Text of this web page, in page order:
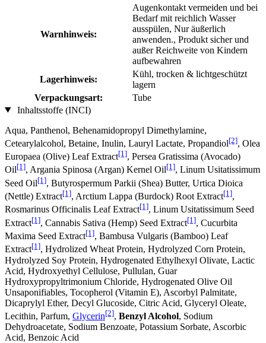
Warnhinweis:
Augenkontakt vermeiden und bei
Bedarf mit reichlich Wasser
ausspülen, Nur äußerlich
anwenden., Produkt sicher und
außer Reichweite von Kindern
aufbewahren
Lagerhinweis:
Kühl, trocken & lichtgeschützt
lagern
Verpackungsart:
Tube
Inhaltsstoffe (INCI)
Aqua, Panthenol, Behenamidopropyl Dimethylamine,
Cetearylalcohol, Betaine, Inulin, Lauryl Lactate, Propandiol[2], Olea
Europaea (Olive) Leaf Extract[1], Persea Gratissima (Avocado)
Oil[1], Argania Spinosa (Argan) Kernel Oil[1], Linum Usitatissimum
Seed Oil[1], Butyrospermum Parkii (Shea) Butter, Urtica Dioica
(Nettle) Extract[1], Arctium Lappa (Burdock) Root Extract[1],
Rosmarinus Officinalis Leaf Extract[1], Linum Usitatissimum Seed
Extract[1], Cannabis Sativa (Hemp) Seed Extract[1], Cucurbita
Maxima Seed Extract[1], Bambusa Vulgaris (Bamboo) Leaf
Extract[1], Hydrolized Wheat Protein, Hydrolyzed Corn Protein,
Hydrolyzed Soy Protein, Hydrogenated Ethylhexyl Olivate, Lactic
Acid, Hydroxyethyl Cellulose, Pullulan, Guar
Hydroxypropyltrimonium Chloride, Hydrogenated Olive Oil
Unsaponifiables, Tocopherol (Vitamin E), Ascorbyl Palmitate,
Dicaprylyl Ether, Decyl Glucoside, Citric Acid, Glyceryl Oleate,
Lecithin, Parfum, Glycerin[2], Benzyl Alcohol, Sodium
Dehydroacetate, Sodium Benzoate, Potassium Sorbate, Ascorbic
Acid, Benzoic Acid